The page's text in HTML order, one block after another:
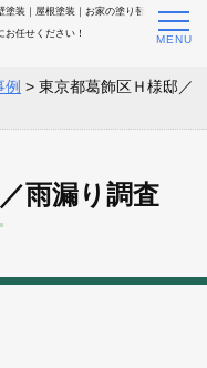
装｜屋根塗装｜お家の塗り替
任せください！
例 > 東京都葛飾区Ｈ様邸／
雨漏り調査